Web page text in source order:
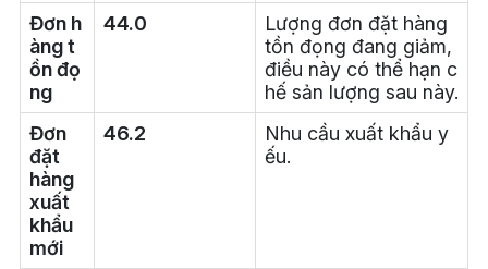
Đơn h
àng t
ồn đọ
ng
44.0
Lượng đơn đặt hàng
tồn đọng đang giảm,
điều này có thể hạn c
hế sản lượng sau này.
Đơn
đặt
hàng
xuất
khẩu
mới
46.2
Nhu cầu xuất khẩu y
ếu.